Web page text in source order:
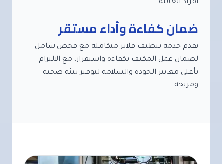
أفراد العائلة.
ضمان كفاءة وأداء مستقر
نقدم خدمة تنظيف فلاتر متكاملة مع فحص شامل
لضمان عمل المكيف بكفاءة واستقرار، مع الالتزام
بأعلى معايير الجودة والسلامة لتوفير بيئة صحية
ومريحة.